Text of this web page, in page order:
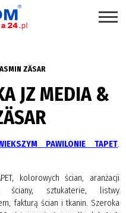
ZÄSAR
JZ MEDIA &
PAWILONIE TAPET.
kolorowych ścian, aranżacji
ściany, sztukaterie, listwy
fakturą ścian i tkanin. Szeroka